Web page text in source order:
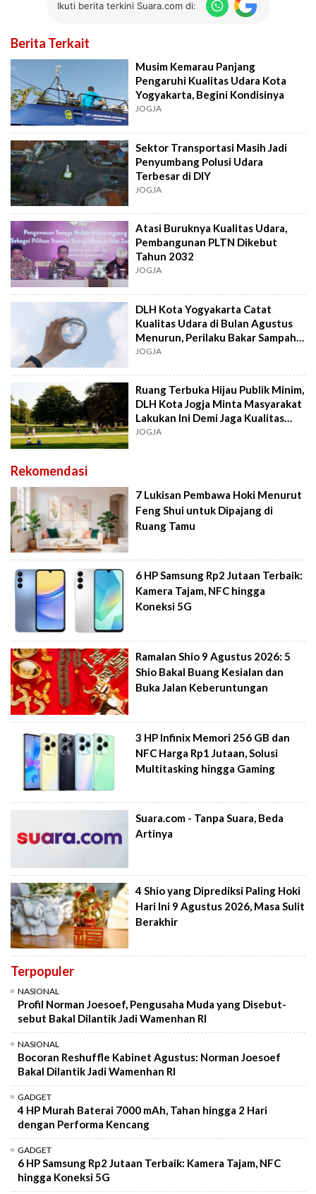
Ikuti berita terkini Suara.com di:
Berita Terkait
Musim Kemarau Panjang
Pengaruhi Kualitas Udara Kota
Yogyakarta, Begini Kondisinya
JOGJA
Sektor Transportasi Masih Jadi
Penyumbang Polusi Udara
Terbesar di DIY
JOGJA
Atasi Buruknya Kualitas Udara,
Pembangunan PLTN Dikebut
Tahun 2032
JOGJA
DLH Kota Yogyakarta Catat
Kualitas Udara di Bulan Agustus
Menurun, Perilaku Bakar Sampah
Diduga Jadi Penyebab
JOGJA
Ruang Terbuka Hijau Publik Minim,
DLH Kota Jogja Minta Masyarakat
Lakukan Ini Demi Jaga Kualitas
Udara
JOGJA
Rekomendasi
7 Lukisan Pembawa Hoki Menurut
Feng Shui untuk Dipajang di
Ruang Tamu
6 HP Samsung Rp2 Jutaan Terbaik:
Kamera Tajam, NFC hingga
Koneksi 5G
Ramalan Shio 9 Agustus 2026: 5
Shio Bakal Buang Kesialan dan
Buka Jalan Keberuntungan
3 HP Infinix Memori 256 GB dan
NFC Harga Rp1 Jutaan, Solusi
Multitasking hingga Gaming
Suara.com - Tanpa Suara, Beda
Artinya
4 Shio yang Diprediksi Paling Hoki
Hari Ini 9 Agustus 2026, Masa Sulit
Berakhir
Terpopuler
NASIONAL
Profil Norman Joesoef, Pengusaha Muda yang Disebut-
sebut Bakal Dilantik Jadi Wamenhan RI
NASIONAL
Bocoran Reshuffle Kabinet Agustus: Norman Joesoef
Bakal Dilantik Jadi Wamenhan RI
GADGET
4 HP Murah Baterai 7000 mAh, Tahan hingga 2 Hari
dengan Performa Kencang
GADGET
6 HP Samsung Rp2 Jutaan Terbaik: Kamera Tajam, NFC
hingga Koneksi 5G